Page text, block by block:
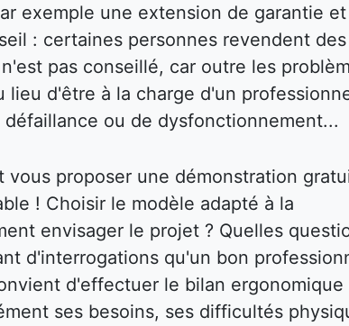
exemple une extension de garantie
: certaines personnes revendent des
pas conseillé, car outre les
d'être à la charge d'un
ou de dysfonctionnement...
proposer une démonstration
! Choisir le modèle adapté à la
envisager le projet ? Quelles
d'interrogations qu'un bon
d'effectuer le bilan ergonomique
ses besoins, ses difficultés